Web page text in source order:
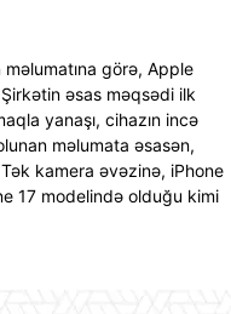
görə, Apple
əsas məqsədi ilk
yanaşı, cihazın incə
məlumata əsasən,
kamera əvəzinə, iPhone
17 modelində olduğu kimi